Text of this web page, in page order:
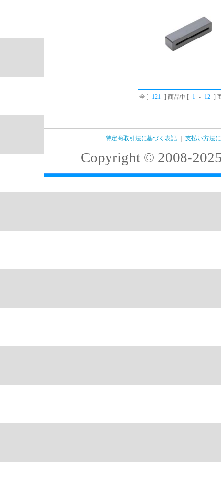
全 [ 121 ] 商品中 [ 1 - 12 ]
特定商取引法に基づく表記 支払い方法
Copyright © 2008-